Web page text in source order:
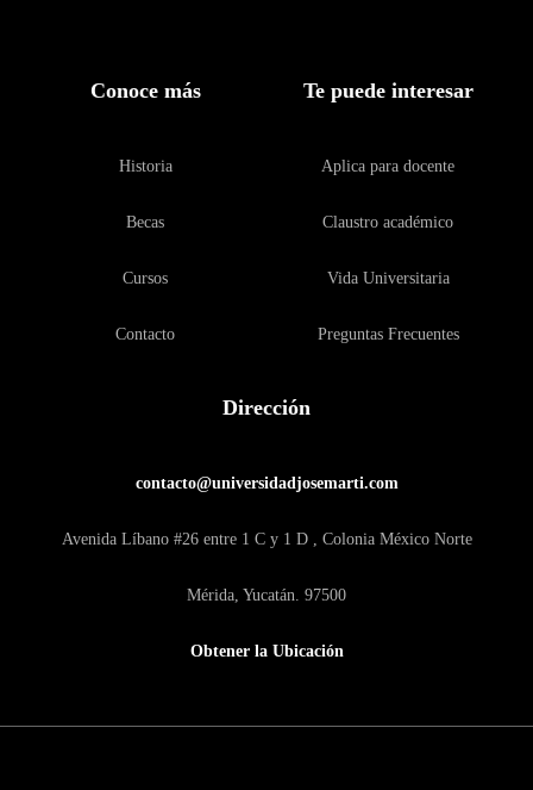
Conoce más
Historia
Becas
Cursos
Contacto
Te puede interesar
Aplica para docente
Claustro académico
Vida Universitaria
Preguntas Frecuentes
Dirección
contacto@universidadjosemarti.com
Avenida Líbano #26 entre 1 C y 1 D , Colonia México Norte
Mérida, Yucatán. 97500
Obtener la Ubicación